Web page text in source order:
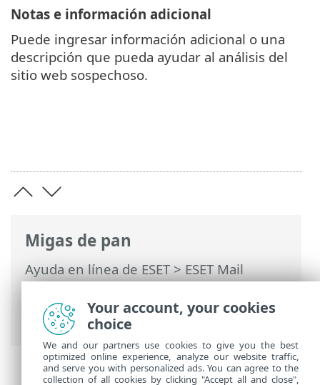
Migas de pan
Ayuda en línea de ESET>ESET Mail
Security>Uso de ESET Mail Security>
Herramientas>Enviar muestras para su
análisis> Sitio sospechoso
Notas e información adicional
Puede ingresar información adicional o una
descripción que pueda ayudar al análisis del
sitio web sospechoso.
Your account, your cookies
choice
We and our partners use cookies to give you the best
optimized online experience, analyze our website traffic,
and serve you with personalized ads. You can agree to the
collection of all cookies by clicking "Accept all and close",